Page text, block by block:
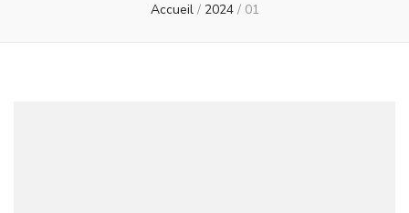
Accueil / 2024 / 01